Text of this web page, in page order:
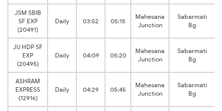
JSM SBIB
SF EXP
(20491)
Daily 03:52 05:15
Mahesana
Junction
Sabarmati
Bg
JU HDP SF
EXP
(20495)
Daily 04:09 05:20
Mahesana
Junction
Sabarmati
Bg
ASHRAM
EXPRESS
(12916)
Daily 04:29 05:45
Mahesana
Junction
Sabarmati
Bg